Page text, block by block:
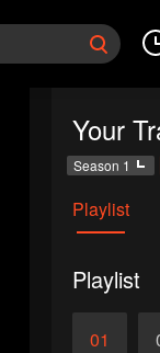
Your
Season 1
Playlist
Playlist
01